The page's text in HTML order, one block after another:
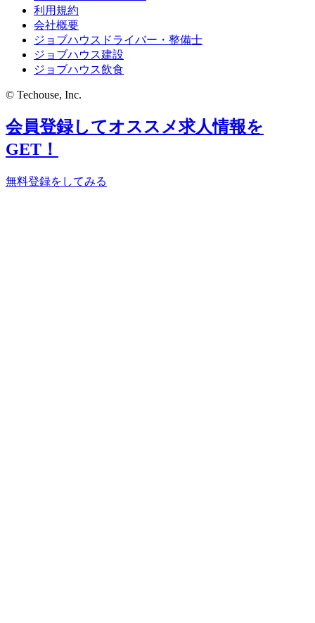
利用規約
会社概要
ジョブハウスドライバー・整備士
ジョブハウス建設
ジョブハウス飲食
© Techouse, Inc.
会員登録してオススメ求人情報を
GET！
無料登録をしてみる